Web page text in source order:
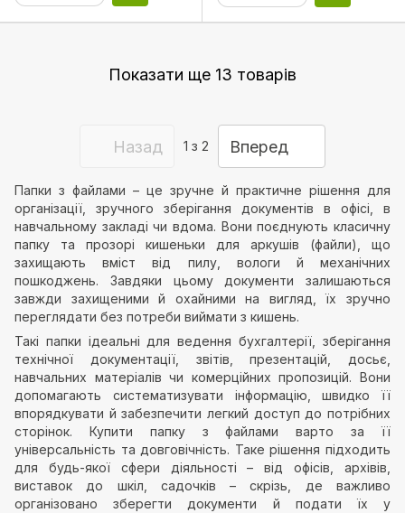
Показати ще 13 товарів
Назад 1 з 2 Вперед
Папки з файлами – це зручне й практичне рішення для
організації, зручного зберігання документів в офісі, в
навчальному закладі чи вдома. Вони поєднують класичну
папку та прозорі кишеньки для аркушів (файли), що
захищають вміст від пилу, вологи й механічних
пошкоджень. Завдяки цьому документи залишаються
завжди захищеними й охайними на вигляд, їх зручно
переглядати без потреби виймати з кишень.
Такі папки ідеальні для ведення бухгалтерії, зберігання
технічної документації, звітів, презентацій, досьє,
навчальних матеріалів чи комерційних пропозицій. Вони
допомагають систематизувати інформацію, швидко її
впорядкувати й забезпечити легкий доступ до потрібних
сторінок. Купити папку з файлами варто за її
універсальність та довговічність. Таке рішення підходить
для будь-якої сфери діяльності – від офісів, архівів,
виставок до шкіл, садочків – скрізь, де важливо
організовано зберегти документи й подати їх у